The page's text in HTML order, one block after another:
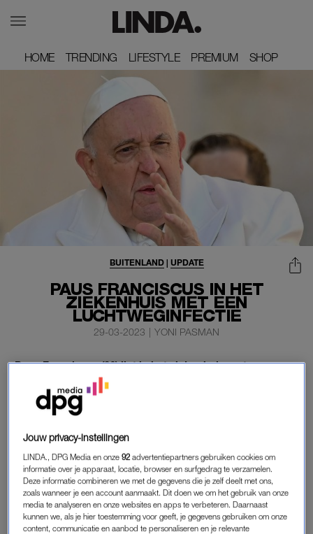
HOME
HOME TRENDING
TRENDING LIFESTYLE
LIFESTYLE PREMIUM
PREMIUM SHOP
SHOP
PAUS FRANCISCUS IN HET
ZIEKENHUIS MET EEN
LUCHTWEGINFECTIE
BUITENLAND| UPDATE
29-03-2023 | YONI PASMAN
Paus Franciscus (86) ligt in het ziekenhuis met een
luchtweginfectie. Het hoofd van de katholieke kerk
moet er een paar dagen blijven, aldus het Vaticaan. Hij
heeft geen corona.
Italiaanse media meldden dat hij hartproblemen en
ademhalingsmoeilijkheden had.
HARTPROBLEMEN
Eerder had een woordvoerder nog gemeld dat de paus voor
Jouw privacy-instellingen
LINDA., DPG Media en onze92 advertentiepartners gebruiken cookies om
informatie over je apparaat, locatie, browser en surfgedrag te verzamelen.
Deze informatie combineren we met de gegevens die je zelf deelt met ons,
zoals wanneer je een account aanmaakt. Dit doen we om het gebruik van onze
media te analyseren en onze websites en apps te verbeteren. Daarnaast
kunnen we, als je hier toestemming voor geeft, je gegevens gebruiken om onze
content, communicatie en aanbod te personaliseren en je relevante